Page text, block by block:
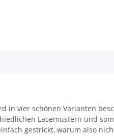
in vier schönen Varianten
Lacemustern und
gestrickt, warum also